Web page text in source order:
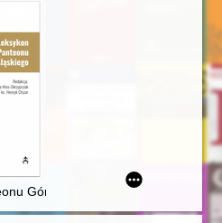
wybranych materiałów z
w Warszawie, czyli Słów kilka o
Górnośląskiego